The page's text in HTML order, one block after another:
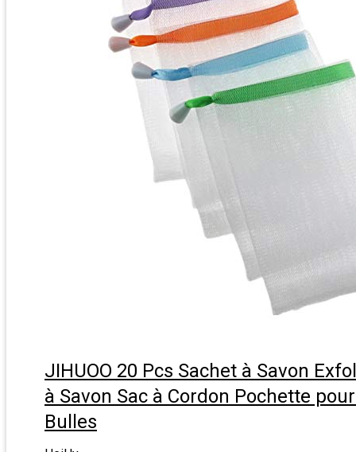
JIHUOO 20 Pcs Sachet à Savon
à Savon Sac à Cordon Pochette
Bulles